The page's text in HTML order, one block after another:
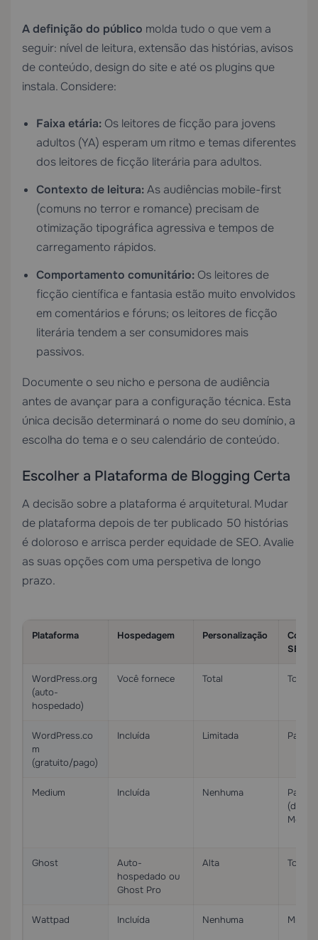
A definição do público molda tudo o que vem a
seguir: nível de leitura, extensão das histórias, avisos
de conteúdo, design do site e até os plugins que
instala. Considere:
Faixa etária: Os leitores de ficção para jovens
adultos (YA) esperam um ritmo e temas diferentes
dos leitores de ficção literária para adultos.
Contexto de leitura:As audiências mobile-first
(comuns no terror e romance) precisam de
otimização tipográfica agressiva e tempos de
carregamento rápidos.
Comportamento comunitário: Os leitores de
ficção científica e fantasia estão muito envolvidos
em comentários e fóruns; os leitores de ficção
literária tendem a ser consumidores mais
passivos.
Documente o seu nicho e persona de audiência
antes de avançar para a configuração técnica. Esta
única decisão determinará o nome do seu domínio, a
escolha do tema e o seu calendário de conteúdo.
Escolher a Plataforma de Blogging Certa
A decisão sobre a plataforma é arquitetural. Mudar
de plataforma depois de ter publicado 50 histórias
é doloroso e arrisca perder equidade de SEO. Avalie
as suas opções com uma perspetiva de longo
prazo.
Plataforma Hospedagem Personalização
SEO
WordPress.org
(auto-
hospedado)
Você fornece Total Total
WordPress.co
m
(gratuito/pago)
Incluída Limitada Parcial
Medium Incluída Nenhuma
Parcial
Ghost
Auto-
hospedado ou
Ghost Pro
Alta Total
Wattpad Incluída Nenhuma Mínimo